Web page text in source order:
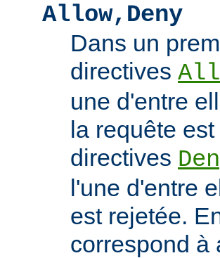
Allow,Deny
Dans un
directives
une d'entre
la requête
directives
l'une d'entre
est rejetée.
correspond